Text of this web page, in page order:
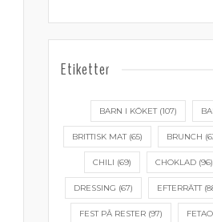
Etiketter
BARN I KÖKET(107)
BRITTISK MAT(65) BRUNCH
CHILI (69) CHOKLAD (96)
DRESSING (67) EFTERRÄTT
FEST PÅ RESTER (97)